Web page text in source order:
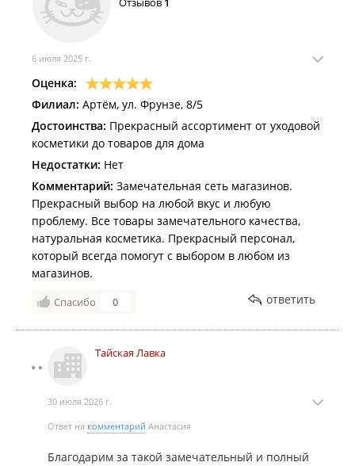
6 июля 2025 г.
Оценка:
Филиал: Артём, ул. Фрунзе, 8/5
Достоинства: Прекрасный ассортимент от уходовой
косметики до товаров для дома
Недостатки: Нет
Комментарий: Замечательная сеть магазинов.
Прекрасный выбор на любой вкус и любую
проблему. Все товары замечательного качества,
натуральная косметика. Прекрасный персонал,
который всегда помогут с выбором в любом из
магазинов.
Спасибо 0 ответить
Тайская Лавка
30 июля 2026 г.
Ответ на комментарий Анастасия
Благодарим за такой замечательный и полный